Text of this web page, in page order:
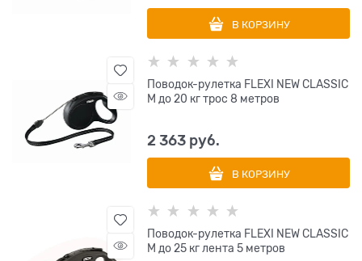
В КОРЗИНУ
Поводок-рулетка FLEXI NEW CLASSIC
M до 20 кг трос 8 метров
2 363 руб.
В КОРЗИНУ
Поводок-рулетка FLEXI NEW CLASSIC
M до 25 кг лента 5 метров